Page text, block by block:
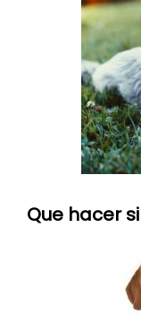
Que hacer